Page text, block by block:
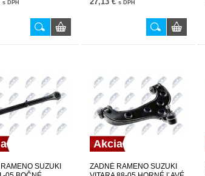
s DPH s DPH
SUZUKI
Akcia
ZADNÉ RAMENO SUZUKI